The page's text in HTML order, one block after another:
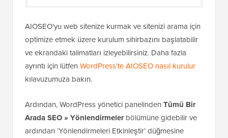
AIOSEO'yu web sitenize kurmak ve sitenizi arama için
optimize etmek üzere kurulum sihirbazını başlatabilir
ve ekrandaki talimatları izleyebilirsiniz. Daha fazla
ayrıntı için lütfen WordPress'te AIOSEO nasıl kurulur
kılavuzumuza bakın.
Ardından, WordPress yönetici panelinden Tümü Bir
Arada SEO»Yönlendirmelerbölümüne gidebilir ve
ardından ‘Yönlendirmeleri Etkinleştir’ düğmesine